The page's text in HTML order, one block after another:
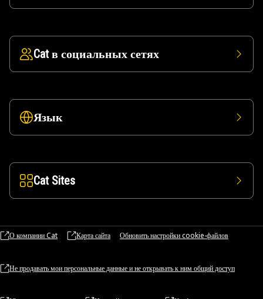
Cat в социальных сетях
Язык
Cat Sites
О компании Cat Карта сайта Обновить настройки cookie-файлов
Не продавать мои персональные данные и не открывать к ним общий доступ